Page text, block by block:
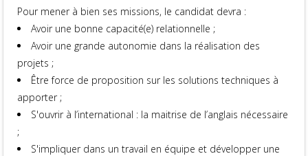
Pour mener à bien ses missions, le candidat devra :
Avoir une bonne capacité(e) relationnelle ;
Avoir une grande autonomie dans la réalisation des
projets ;
Être force de proposition sur les solutions techniques à
apporter ;
S'ouvrir à l’international : la maitrise de l’anglais nécessaire
;
S'impliquer dans un travail en équipe et développer une